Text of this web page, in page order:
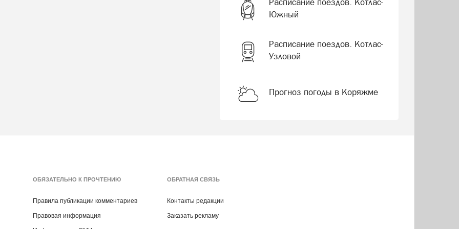
Южный
Расписание поездов. Котлас-
Узловой
Прогноз погоды в Коряжме
ОБЯЗАТЕЛЬНО К ПРОЧТЕНИЮ
Правила публикации комментариев
Правовая информация
ОБРАТНАЯ СВЯЗЬ
Контакты редакции
Заказать рекламу